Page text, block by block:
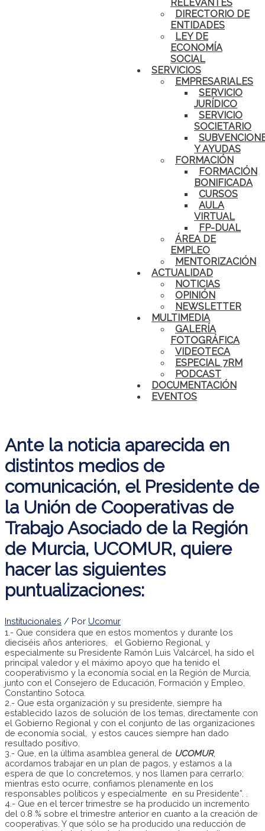
RELEVANTES
DIRECTORIO DE
ENTIDADES
LEY DE
ECONOMÍA
SOCIAL
SERVICIOS
EMPRESARIALES
SERVICIO
JURÍDICO
SERVICIO
SOCIETARIO
Y AYUDAS
FORMACIÓN
FORMACIÓN
BONIFICADA
CURSOS
AULA
VIRTUAL
FP-DUAL
ÁREA DE
EMPLEO
MENTORIZACIÓN
ACTUALIDAD
NOTICIAS
OPINIÓN
NEWSLETTER
MULTIMEDIA
GALERÍA
FOTOGRÁFICA
VIDEOTECA
ESPECIAL 7RM
PODCAST
DOCUMENTACIÓN
EVENTOS
Ante la noticia aparecida en
distintos medios de
comunicación, el Presidente de
la Unión de Cooperativas de
Trabajo Asociado de la Región
de Murcia, UCOMUR, quiere
hacer las siguientes
puntualizaciones:
Institucionales / Por Ucomur
1.- Que considera que en estos momentos y durante los
dieciséis años anteriores, el Gobierno Regional, y
especialmente su Presidente Ramón Luis Valcárcel, ha sido el
principal valedor y el máximo apoyo que ha tenido el
cooperativismo y la economía social en la Región de Murcia,
junto con el Consejero de Educación, Formación y Empleo,
Constantino Sotoca.
2.- Que esta organización y su presidente, siempre ha
establecido lazos de solución de los temas, directamente con
el Gobierno Regional y con el conjunto de las organizaciones
de economía social, y estos cauces siempre han dado
resultado positivo.
3.- Que, en la última asamblea general de UCOMUR,
acordamos trabajar en un plan de pagos, y estamos a la
espera de que lo concretemos, y nos llamen para cerrarlo;
mientras esto ocurre, confiamos plenamente en los
responsables políticos y especialmente en su Presidente”. .
4.- Que en el tercer trimestre se ha producido un incremento
del 0.8 % sobre el trimestre anterior en cuanto a la creación de
cooperativas. Y que sólo se ha producido una reducción de